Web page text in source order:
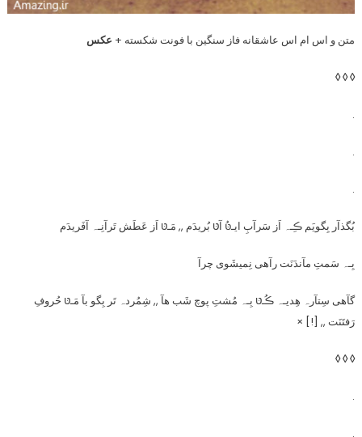
متن و اس ام اس عاشقانه فاز سنگین با فونت شکسته + عکس
◊ ◊ ◊
.
.
.
بُگذآر بِگویَم ڪِـہ اَز سَرآبِ ایـטּُ آטּ بُریدَم ,, مَـטּ اَز عَطَش تَرآنِـہ آفَریدَم
بِـہ سَمتِ مآندَنَت رآهی نِمیشَوی چرآ
گآهی سِتآرہ هِدیـہ ڪُـטּ بِـہ مُشتِ پوچ شَب هآ ,, شِمُردہ تَر بِگو بآ مَـטּ حُروفِ
رَفتَنَت ,, [!] ×
◊ ◊ ◊
.
.